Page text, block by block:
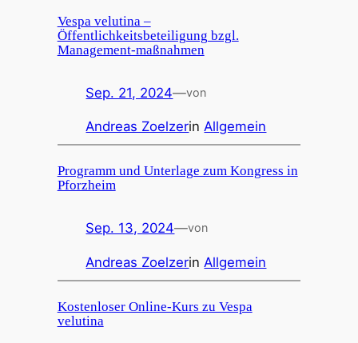
Vespa velutina –
Öffentlichkeitsbeteiligung bzgl.
Management-maßnahmen
Sep. 21, 2024—von
Andreas ZoelzerinAllgemein
Programm und Unterlage zum Kongress in
Pforzheim
Sep. 13, 2024—von
Andreas Zoelzerin Allgemein
Kostenloser Online-Kurs zu Vespa
velutina